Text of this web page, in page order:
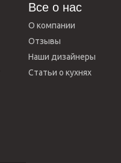
Все о нас
О компании
Отзывы
Наши дизайнеры
Статьи о кухнях